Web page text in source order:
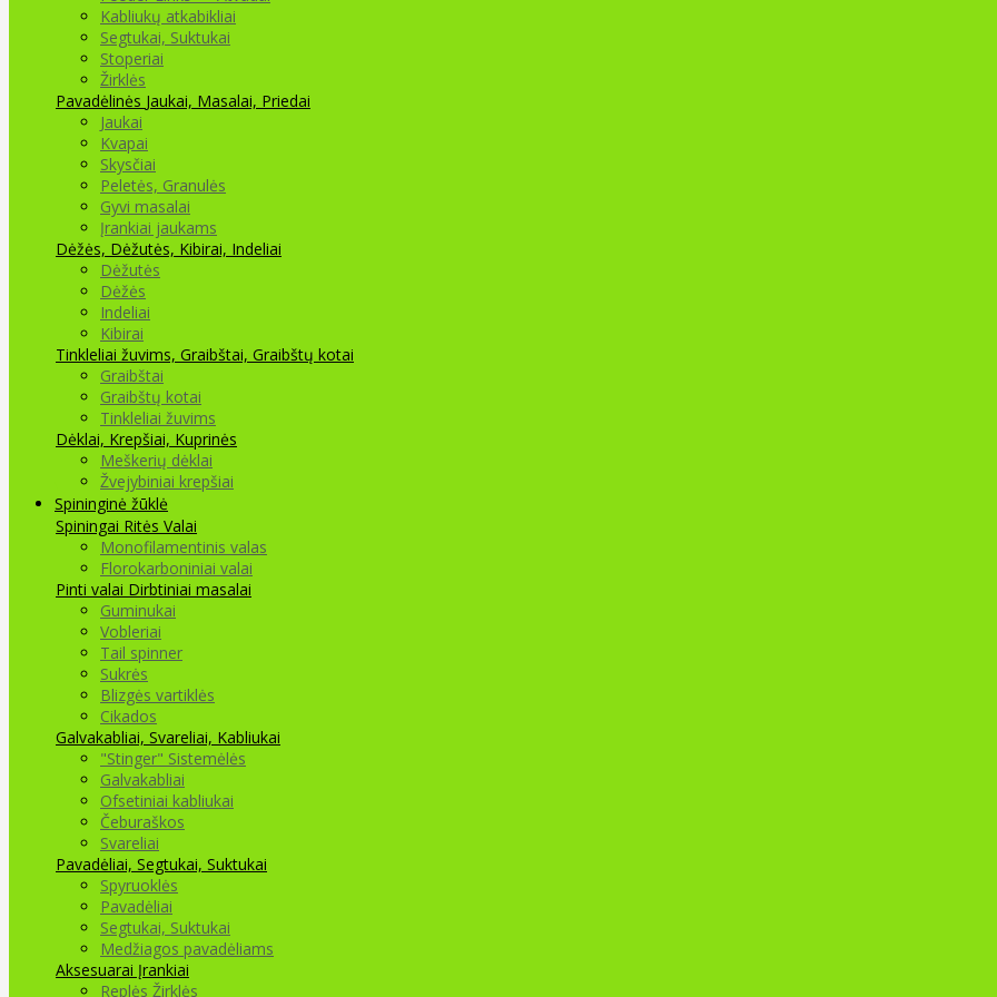
Kabliukų atkabikliai
Segtukai, Suktukai
Stoperiai
Žirklės
Pavadėlinės Jaukai, Masalai, Priedai
Jaukai
Kvapai
Skysčiai
Peletės, Granulės
Gyvi masalai
Įrankiai jaukams
Dėžės, Dėžutės, Kibirai, Indeliai
Dėžutės
Dėžės
Indeliai
Kibirai
Tinkleliai žuvims, Graibštai, Graibštų kotai
Graibštai
Graibštų kotai
Tinkleliai žuvims
Dėklai, Krepšiai, Kuprinės
Meškerių dėklai
Žvejybiniai krepšiai
Spininginė žūklė
Spiningai Ritės Valai
Monofilamentinis valas
Florokarboniniai valai
Pinti valai Dirbtiniai masalai
Guminukai
Vobleriai
Tail spinner
Sukrės
Blizgės vartiklės
Cikados
Galvakabliai, Svareliai, Kabliukai
"Stinger" Sistemėlės
Galvakabliai
Ofsetiniai kabliukai
Čeburaškos
Svareliai
Pavadėliai, Segtukai, Suktukai
Spyruoklės
Pavadėliai
Segtukai, Suktukai
Medžiagos pavadėliams
Aksesuarai Įrankiai
Replės Žirklės